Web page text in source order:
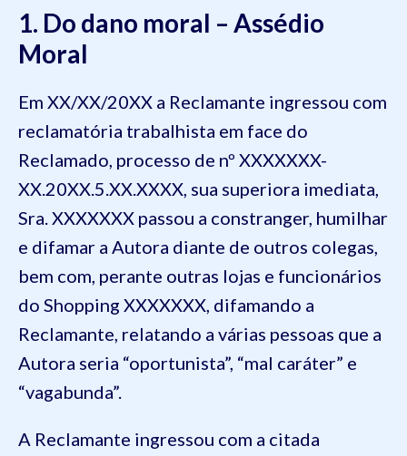
1. Do dano moral – Assédio
Moral
Em XX/XX/20XX a Reclamante ingressou com
reclamatória trabalhista em face do
Reclamado, processo de nº XXXXXXX-
XX.20XX.5.XX.XXXX, sua superiora imediata,
Sra. XXXXXXX passou a constranger, humilhar
e difamar a Autora diante de outros colegas,
bem com, perante outras lojas e funcionários
do Shopping XXXXXXX, difamando a
Reclamante, relatando a várias pessoas que a
Autora seria “oportunista”, “mal caráter” e
“vagabunda”.
A Reclamante ingressou com a citada